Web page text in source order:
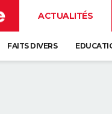
ACTUALITÉS
FAITS DIVERS